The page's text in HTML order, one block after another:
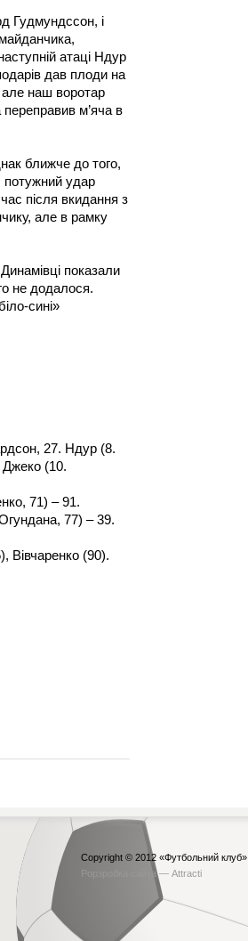
Гудмундссон, і
атаці Ндур
дав плоди на
але наш воротар
м’яча в
ближче до того,
потужний удар
після вкидання з
але в рамку
показали
не додалося.
сині»
27. Ндур (8.
Джеко (10.
71) – 91.
77) – 39.
Вівчаренко (90).
Copyright © 2012 «Футбольний клуб»
Рорзробка сайта — Attracti